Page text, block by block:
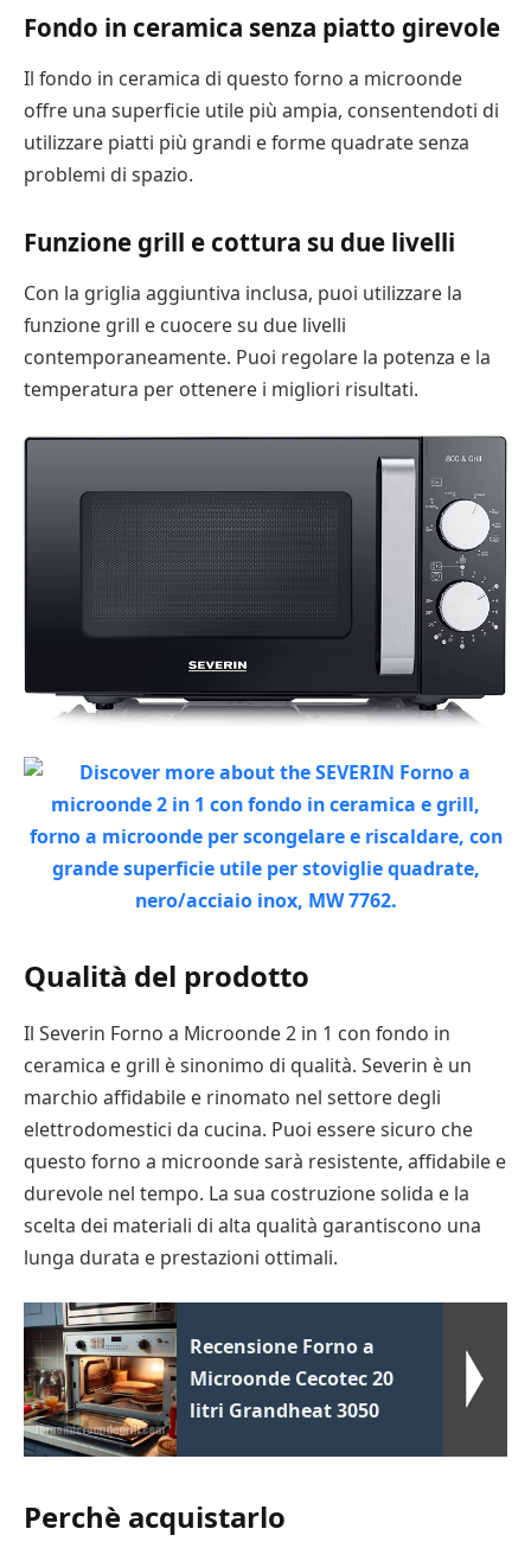
Fondo in ceramica senza piatto girevole
Il fondo in ceramica di questo forno a microonde
offre una superficie utile più ampia, consentendoti di
utilizzare piatti più grandi e forme quadrate senza
problemi di spazio.
Funzione grill e cottura su due livelli
Con la griglia aggiuntiva inclusa, puoi utilizzare la
funzione grill e cuocere su due livelli
contemporaneamente. Puoi regolare la potenza e la
temperatura per ottenere i migliori risultati.
Qualità del prodotto
Il Severin Forno a Microonde 2 in 1 con fondo in
ceramica e grill è sinonimo di qualità. Severin è un
marchio affidabile e rinomato nel settore degli
elettrodomestici da cucina. Puoi essere sicuro che
questo forno a microonde sarà resistente, affidabile e
durevole nel tempo. La sua costruzione solida e la
scelta dei materiali di alta qualità garantiscono una
lunga durata e prestazioni ottimali.
Recensione Forno a
Microonde Cecotec 20
litri Grandheat 3050
Perchè acquistarlo